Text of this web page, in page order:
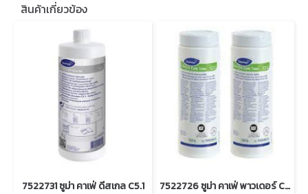
สินค้าเกี่ยวข้อง
7522731 ซูม่า คาเฟ่ ดีสเกล C5.1 7522726 ซูม่า คาเฟ่ พาวเดอร์ C2.1